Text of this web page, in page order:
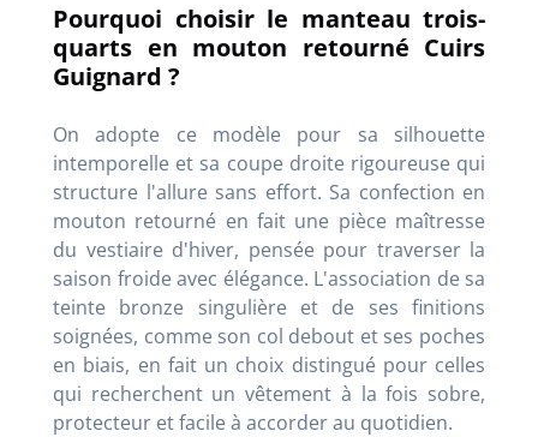
Pourquoi choisir le manteau trois-
quarts en mouton retourné Cuirs
Guignard ?
On adopte ce modèle pour sa silhouette
intemporelle et sa coupe droite rigoureuse qui
structure l'allure sans effort. Sa confection en
mouton retourné en fait une pièce maîtresse
du vestiaire d'hiver, pensée pour traverser la
saison froide avec élégance. L'association de sa
teinte bronze singulière et de ses finitions
soignées, comme son col debout et ses poches
en biais, en fait un choix distingué pour celles
qui recherchent un vêtement à la fois sobre,
protecteur et facile à accorder au quotidien.